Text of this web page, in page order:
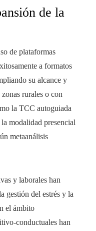
de la
de plataformas
a formatos
su alcance y
rurales o con
la TCC autoguiada
modalidad presencial
metaanálisis
y laborales han
gestión del estrés y la
el ámbito
conductuales han